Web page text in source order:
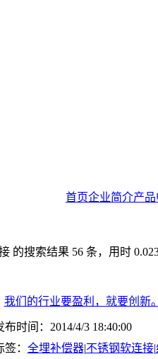
首页企业简介产
的搜索结果 56 条，用时
我们的行业要盈利，就要创新。
布时间：2014/4/3 18:40:00
签： 全埋补偿器|不锈钢软连接|